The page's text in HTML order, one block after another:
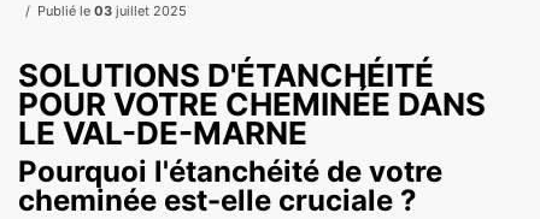
Publié le 03 juillet 2025
SOLUTIONS D'ÉTANCHÉITÉ
POUR VOTRE CHEMINÉE DANS
LE VAL-DE-MARNE
Pourquoi l'étanchéité de votre
cheminée est-elle cruciale ?